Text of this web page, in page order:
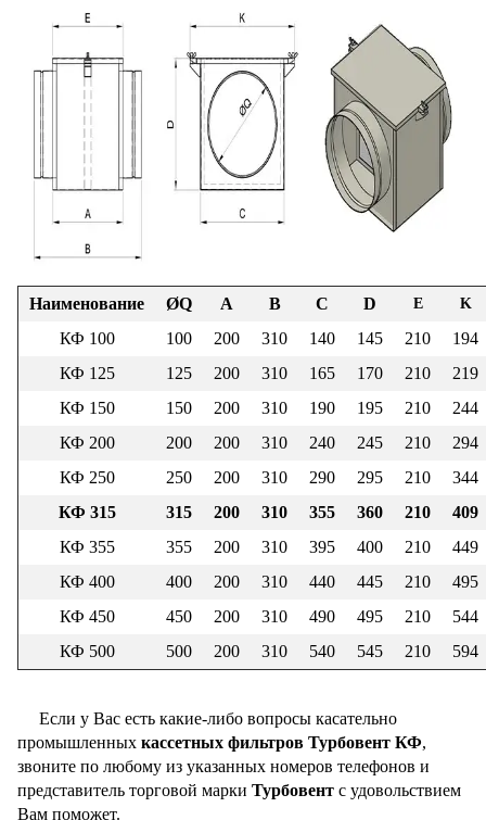
Наименование ØQ A B C D E K
КФ 100 100 200 310 140 145 210
194
КФ 125
125 200 310 165 170 210
219
КФ 150
150 200 310 190 195 210
244
КФ 200
200 200 310 240 245 210
294
КФ 250
250 200 310 290 295 210
344
КФ 315
315 200 310 355 360 210
409
КФ 355
355 200 310 395 400 210
449
КФ 400
400 200 310 440 445 210
495
КФ 450
450 200 310 490 495 210
544
КФ 500
500 200 310 540 545 210 594
Если у Вас есть какие-либо вопросы касательно
промышленных кассетных фильтров Турбовент КФ,
звоните по любому из указанных номеров телефонов и
представитель торговой марки Турбовент с удовольствием
Вам поможет.